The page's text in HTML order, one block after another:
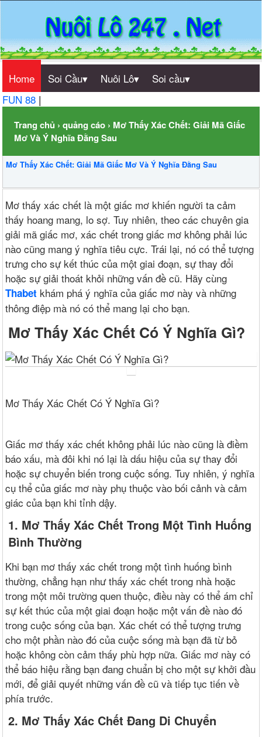
Home Soi Cầu▾ Nuôi Lô▾
Soi cầu▾
FUN 88 |
Trang chủ › quảng cáo › Mơ Thấy Xác Chết: Giải Mã Giấc
Mơ Và Ý Nghĩa Đằng Sau
Mơ Thấy Xác Chết: Giải Mã Giấc Mơ Và Ý Nghĩa Đằng Sau
Mơ thấy xác chết là một giấc mơ khiến người ta cảm
thấy hoang mang, lo sợ. Tuy nhiên, theo các chuyên gia
giải mã giấc mơ, xác chết trong giấc mơ không phải lúc
nào cũng mang ý nghĩa tiêu cực. Trái lại, nó có thể tượng
trưng cho sự kết thúc của một giai đoạn, sự thay đổi
hoặc sự giải thoát khỏi những vấn đề cũ. Hãy cùng
Thabet khám phá ý nghĩa của giấc mơ này và những
thông điệp mà nó có thể mang lại cho bạn.
Mơ Thấy Xác Chết Có Ý Nghĩa Gì?
Mơ Thấy Xác Chết Có Ý Nghĩa Gì?
Giấc mơ thấy xác chết không phải lúc nào cũng là điềm
báo xấu, mà đôi khi nó lại là dấu hiệu của sự thay đổi
hoặc sự chuyển biến trong cuộc sống. Tuy nhiên, ý nghĩa
cụ thể của giấc mơ này phụ thuộc vào bối cảnh và cảm
giác của bạn khi tỉnh dậy.
1. Mơ Thấy Xác Chết Trong Một Tình Huống
Bình Thường
Khi bạn mơ thấy xác chết trong một tình huống bình
thường, chẳng hạn như thấy xác chết trong nhà hoặc
trong một môi trường quen thuộc, điều này có thể ám chỉ
sự kết thúc của một giai đoạn hoặc một vấn đề nào đó
trong cuộc sống của bạn. Xác chết có thể tượng trưng
cho một phần nào đó của cuộc sống mà bạn đã từ bỏ
hoặc không còn cảm thấy phù hợp nữa. Giấc mơ này có
thể báo hiệu rằng bạn đang chuẩn bị cho một sự khởi đầu
mới, để giải quyết những vấn đề cũ và tiếp tục tiến về
phía trước.
2. Mơ Thấy Xác Chết Đang Di Chuyển